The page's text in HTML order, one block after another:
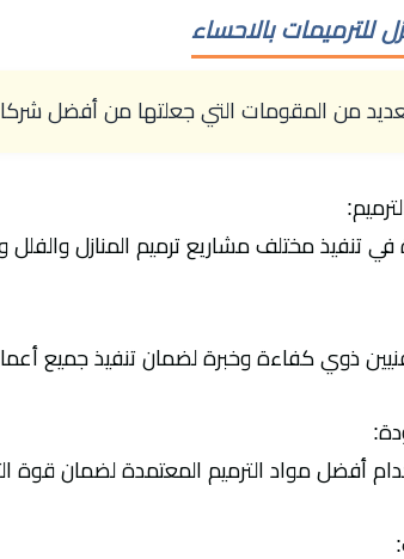
للترميمات بالاحساء
من المقومات التي جعلتها من أفضل
تنفيذ مختلف مشاريع ترميم المنازل والفلل
ذوي كفاءة وخبرة لضمان تنفيذ جميع
أفضل مواد الترميم المعتمدة لضمان قوة